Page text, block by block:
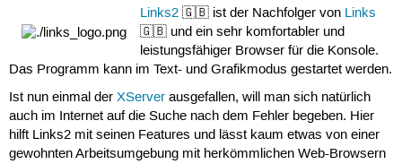
Links2 🇬🇧 ist der Nachfolger von Links
🇬🇧 und ein sehr komfortabler und
leistungsfähiger Browser für die Konsole.
Das Programm kann im Text- und Grafikmodus gestartet werden.
Ist nun einmal der XServerausgefallen, will man sich natürlich
auch im Internet auf die Suche nach dem Fehler begeben. Hier
hilft Links2 mit seinen Features und lässt kaum etwas von einer
gewohnten Arbeitsumgebung mit herkömmlichen Web-Browsern